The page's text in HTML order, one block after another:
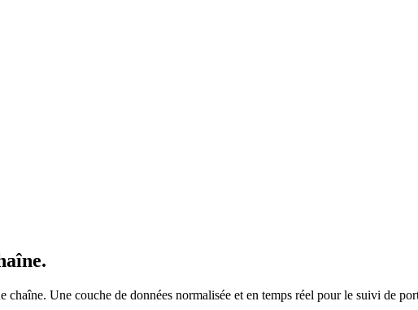
chaîne. Une couche de données normalisée et en temps réel pour le suivi de